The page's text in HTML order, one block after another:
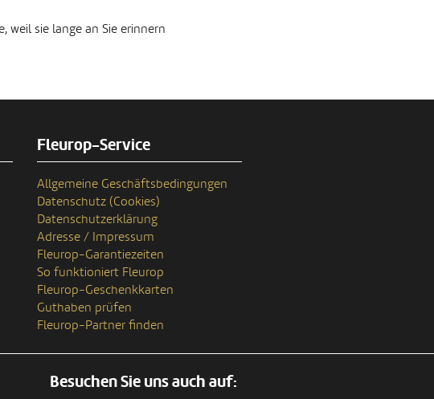
weil sie lange an Sie erinnern
Fleurop-Service
Allgemeine Geschäftsbedingungen
Datenschutz (Cookies)
Datenschutzerklärung
Adresse / Impressum
Fleurop-Garantiezeiten
So funktioniert Fleurop
Fleurop-Geschenkkarten
Guthaben prüfen
Fleurop-Partner finden
Besuchen Sie uns auch auf: